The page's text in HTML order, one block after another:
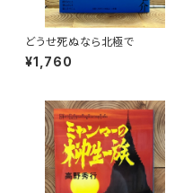
どうせ死ぬなら北極で
¥1,760